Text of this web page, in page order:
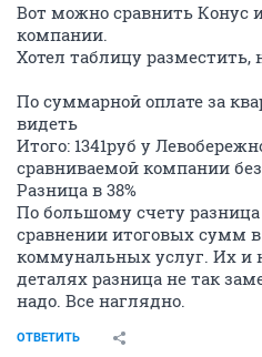
Вот можно сравнить Конус
компании.
Хотел таблицу
По суммарной оплате за
видеть
Итого: 1341руб у
сравниваемой компании
Разница в 38%
По большому счету
сравнении итоговых сумм
коммунальных услуг. Их и
деталях разница не так
надо. Все наглядно.
ОТВЕТИТЬ